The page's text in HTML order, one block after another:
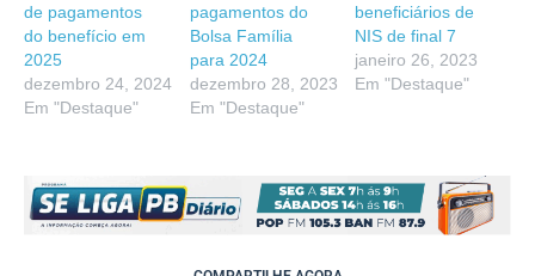
de pagamentos
do benefício em
2025
dezembro 24, 2024
Em "Destaque"
pagamentos do
Bolsa Família
para 2024
dezembro 28, 2023
Em "Destaque"
beneficiários de
NIS de final 7
janeiro 26, 2023
Em "Destaque"